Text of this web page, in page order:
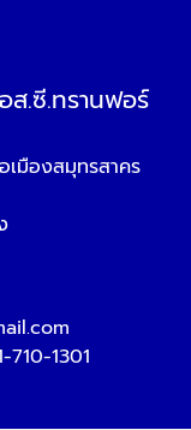
ส.ซี.ทรานฟอร์
มืองสมุทรสาคร
710-1301